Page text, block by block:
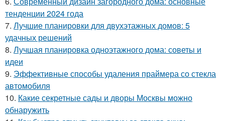
тенденции 2024 года
7. Лучшие планировки для двухэтажных домов: 5
удачных решений
8. Лучшая планировка одноэтажного дома: советы и
идеи
9. Эффективные способы удаления праймера со стекла
автомобиля
10. Какие секретные сады и дворы Москвы можно
обнаружить